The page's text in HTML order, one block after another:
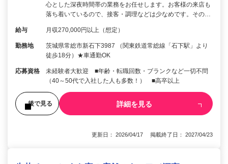
心とした深夜時間帯の業務をお任せします。お客様の来店も
落ち着いているので、接客・調理などは少なめです。その…
給与 月収270,000円以上（想定）
勤務地
茨城県常総市新石下3987 （関東鉄道常総線「石下駅」より
徒歩18分）★車通勤OK
応募資格
未経験者大歓迎 ■年齢・転職回数・ブランクなど一切不問
（40～50代で入社した人も多数！） ■高卒以上
後で見る 詳細を見る
更新日： 2026/04/17 掲載終了日： 2027/04/23